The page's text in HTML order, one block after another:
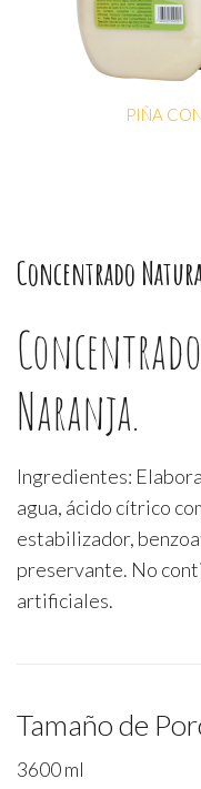
Concentrado
Naranja.
Ingredientes:
agua, ácido cítrico
estabilizador,
preservante. No
artificiales.
Tamaño de
3600 ml
PIÑA